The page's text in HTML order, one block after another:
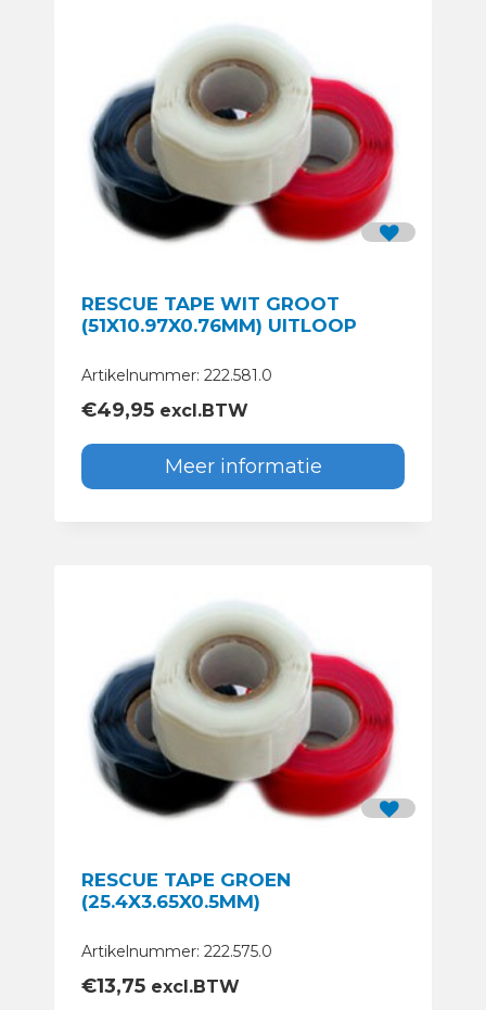
RESCUE TAPE WIT GROOT
(51X10.97X0.76MM) UITLOOP
Artikelnummer: 222.581.0
€49,95 excl.BTW
Meer informatie
RESCUE TAPE GROEN
(25.4X3.65X0.5MM)
Artikelnummer: 222.575.0
€13,75 excl.BTW